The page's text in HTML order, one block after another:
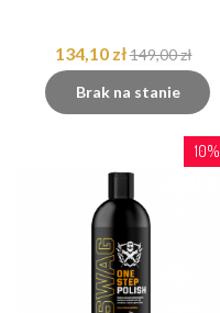
134,10 zł149,00 zł
Brak na stanie
10%